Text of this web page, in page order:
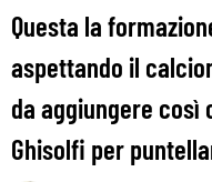
Questa la
aspettando il
da aggiungere così
Ghisolfi per